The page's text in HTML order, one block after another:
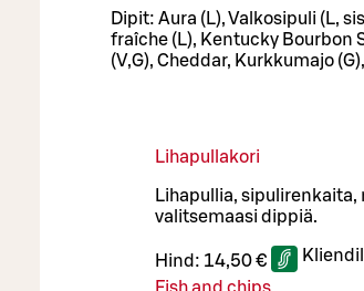
Dipit: Aura (L), Valkosipuli (L,
fraîche (L), Kentucky Bourbon
(V,G), Cheddar, Kurkkumajo
Lihapullakori
Lihapullia,
valitsemaasi dippiä.
Hind: 14,50 €